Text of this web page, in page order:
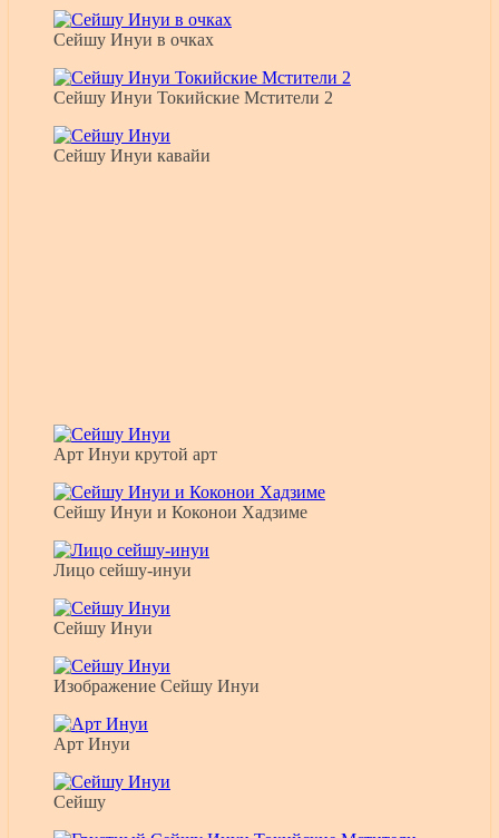
Сейшу Инуи в очках
Сейшу Инуи Токийские Мстители 2
Сейшу Инуи кавайи
Арт Инуи крутой арт
Сейшу Инуи и Коконои Хадзиме
Лицо сейшу-инуи
Сейшу Инуи
Изображение Сейшу Инуи
Арт Инуи
Сейшу